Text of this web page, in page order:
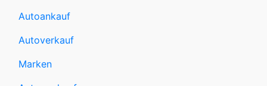
Autoankauf
Autoverkauf
Marken